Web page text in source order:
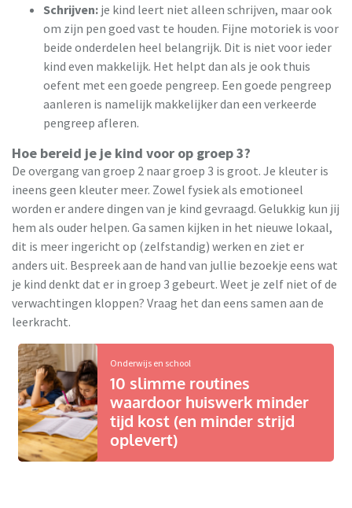
Schrijven: ​je kind leert niet alleen schrijven, maar ook
om zijn pen goed vast te houden. Fijne motoriek is voor
beide onderdelen heel belangrijk. Dit is niet voor ieder
kind even makkelijk. Het helpt dan als je ook thuis
oefent met een goede pengreep. Een goede pengreep
aanleren is namelijk makkelijker dan een verkeerde
pengreep afleren.
Hoe bereid je je kind voor op groep 3?
De overgang van groep 2 naar groep 3 is groot. Je kleuter is
ineens geen kleuter meer. Zowel fysiek als emotioneel
worden er andere dingen van je kind gevraagd. Gelukkig kun jij
hem als ouder helpen. Ga samen kijken in het nieuwe lokaal,
dit is meer ingericht op (zelfstandig) werken en ziet er
anders uit. Bespreek aan de hand van jullie bezoekje eens wat
je kind denkt dat er in groep 3 gebeurt. Weet je zelf niet of de
verwachtingen kloppen? Vraag het dan eens samen aan de
leerkracht.
Onderwijs en school
10 slimme routines
waardoor huiswerk minder
tijd kost (en minder strijd
oplevert)